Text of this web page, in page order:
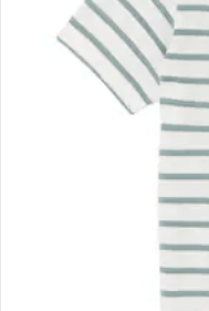
Kontakt & Service
Filialen & Beratung
Unternehmen